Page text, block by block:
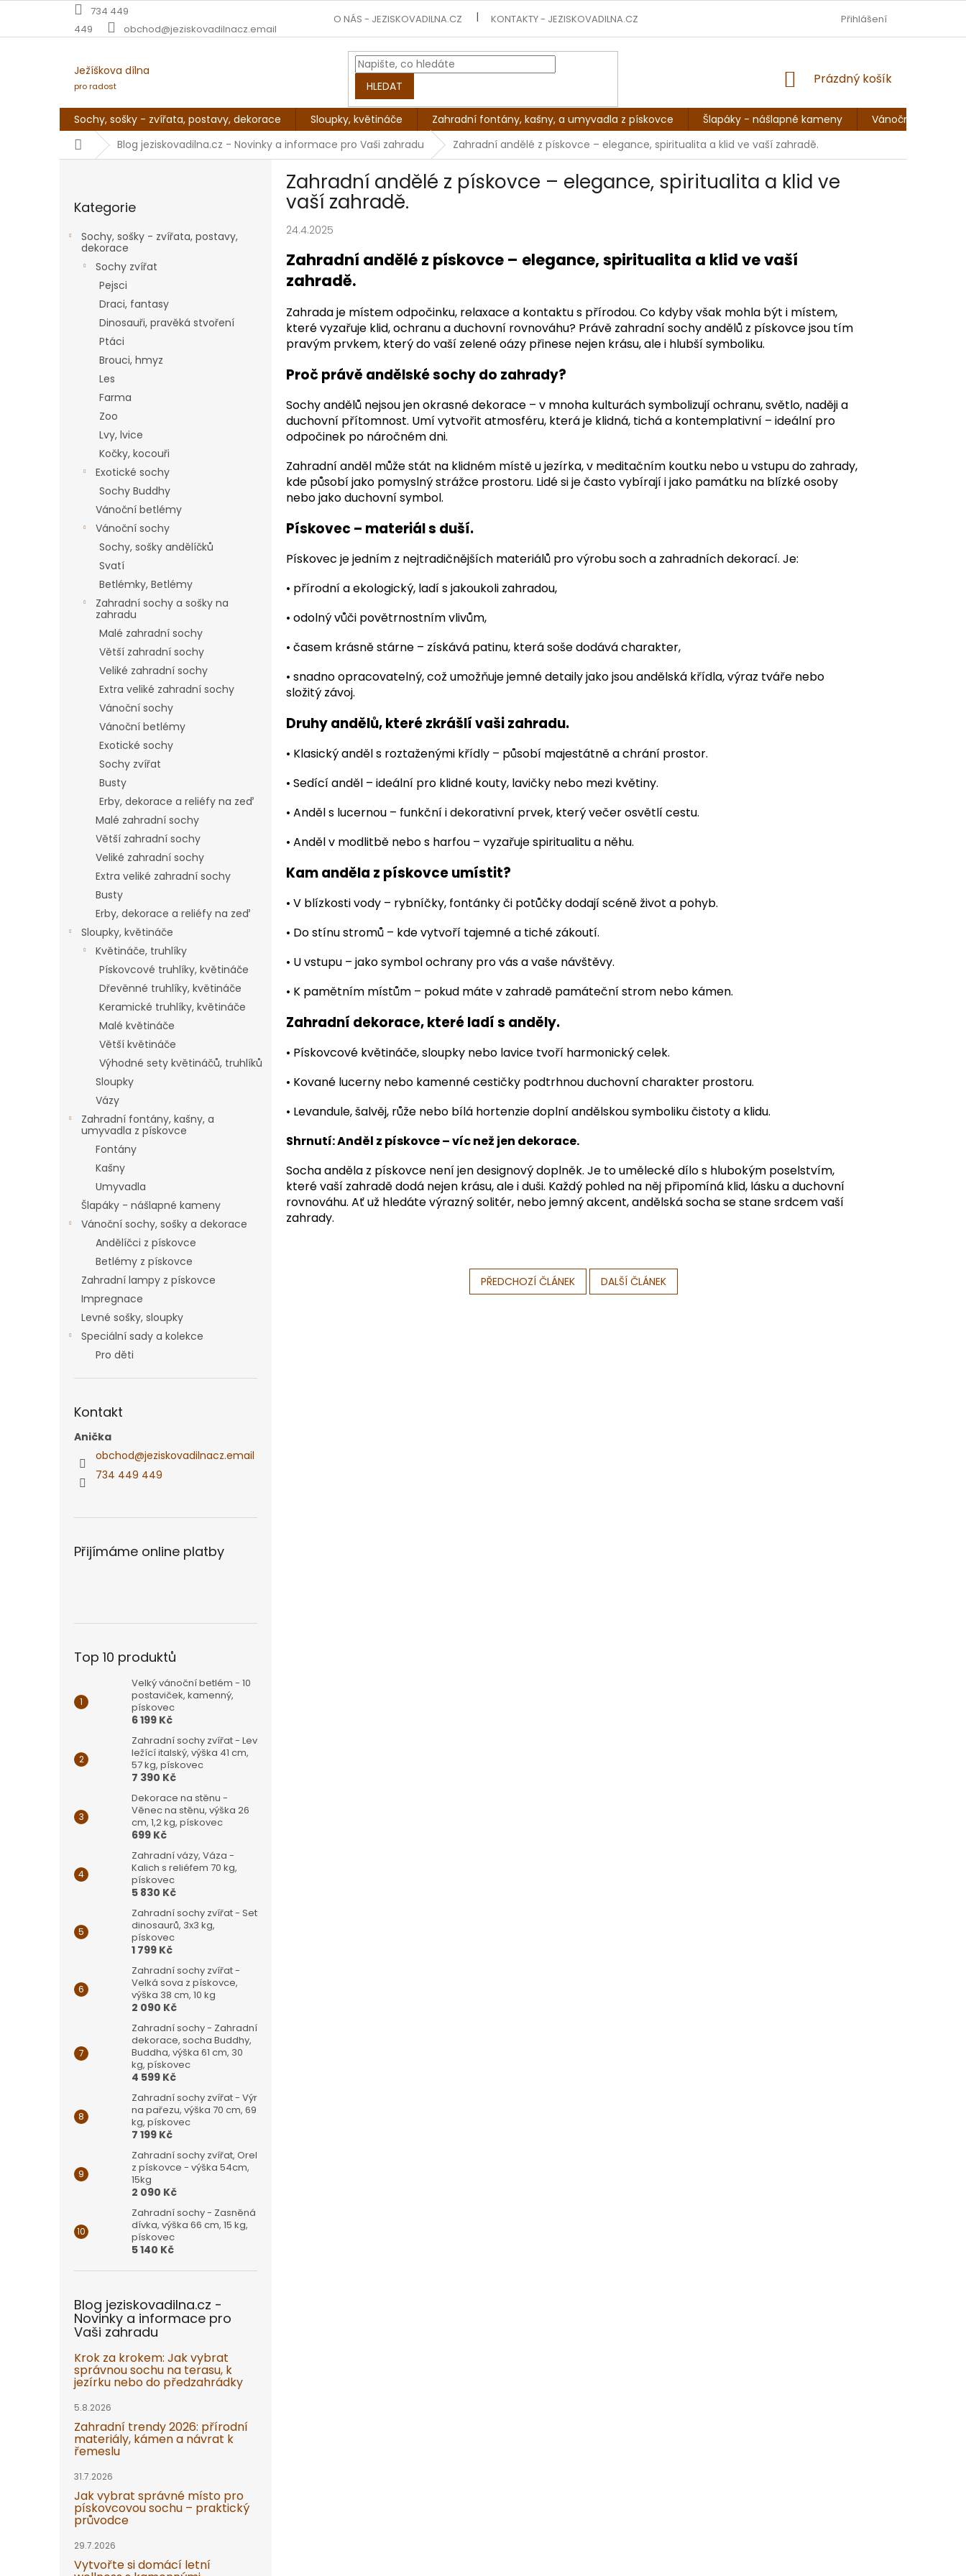
obsah
734 449
449
obchod@jeziskovadilnacz.email
O NÁS - JEZISKOVADILNA.CZ KONTAKTY - JEZISKOVADILNA.CZ OBCHODNÍ PODMÍNKY
Přihlášení
Ježíškova dílna
pro radost HLEDAT
NÁKUPNÍ
Prázdný košík
Sochy, sošky - zvířata, postavy, dekorace Sloupky, květináče Zahradní fontány, kašny, a umyvadla z pískovce Šlapáky - nášlapné kameny
Vánoční sochy,
DomůBlog jeziskovadilna.cz - Novinky a informace pro Vaši zahradu Zahradní andělé z pískovce – elegance, spiritualita a klid ve vaší zahradě.
kategorie
Kategorie
Sochy, sošky - zvířata, postavy,
dekorace
Sochy zvířat
Pejsci
Draci, fantasy
Dinosauři, pravěká stvoření
Ptáci
Brouci, hmyz
Les
Farma
Zoo
Lvy, lvice
Kočky, kocouři
Exotické sochy
Sochy Buddhy
Vánoční betlémy
Vánoční sochy
Sochy, sošky andělíčků
Svatí
Betlémky, Betlémy
Zahradní sochy a sošky na
zahradu
Malé zahradní sochy
Větší zahradní sochy
Veliké zahradní sochy
Extra veliké zahradní sochy
Vánoční sochy
Vánoční betlémy
Exotické sochy
Sochy zvířat
Busty
Erby, dekorace a reliéfy na zeď
Malé zahradní sochy
Větší zahradní sochy
Veliké zahradní sochy
Extra veliké zahradní sochy
Busty
Erby, dekorace a reliéfy na zeď
Sloupky, květináče
Květináče, truhlíky
Pískovcové truhlíky, květináče
Dřevěnné truhlíky, květináče
Keramické truhlíky, květináče
Malé květináče
Větší květináče
Výhodné sety květináčů, truhlíků
Sloupky
Vázy
Zahradní fontány, kašny, a
umyvadla z pískovce
Fontány
Kašny
Umyvadla
Šlapáky - nášlapné kameny
Vánoční sochy, sošky a dekorace
Andělíčci z pískovce
Betlémy z pískovce
Zahradní lampy z pískovce
Impregnace
Levné sošky, sloupky
Speciální sady a kolekce
Pro děti
Kontakt
Anička
obchod@jeziskovadilnacz.email
734 449 449
Přijímáme online platby
Top 10 produktů
Velký vánoční betlém - 10
postaviček, kamenný,
pískovec
6 199 Kč
Zahradní sochy zvířat - Lev
ležící italský, výška 41 cm,
57 kg, pískovec
7 390 Kč
Dekorace na stěnu -
Věnec na stěnu, výška 26
cm, 1,2 kg, pískovec
699 Kč
Zahradní vázy, Váza -
Kalich s reliéfem 70 kg,
pískovec
5 830 Kč
Zahradní sochy zvířat - Set
dinosaurů, 3x3 kg,
pískovec
1 799 Kč
Zahradní sochy zvířat -
Velká sova z pískovce,
výška 38 cm, 10 kg
2 090 Kč
Zahradní sochy - Zahradní
dekorace, socha Buddhy,
Buddha, výška 61 cm, 30
kg, pískovec
4 599 Kč
Zahradní sochy zvířat - Výr
na pařezu, výška 70 cm, 69
kg, pískovec
7 199 Kč
Zahradní sochy zvířat, Orel
z pískovce - výška 54cm,
15kg
2 090 Kč
Zahradní sochy - Zasněná
dívka, výška 66 cm, 15 kg,
pískovec
5 140 Kč
Blog jeziskovadilna.cz -
Novinky a informace pro
Vaši zahradu
Krok za krokem: Jak vybrat
správnou sochu na terasu, k
jezírku nebo do předzahrádky
5.8.2026
Zahradní trendy 2026: přírodní
materiály, kámen a návrat k
řemeslu
31.7.2026
Jak vybrat správné místo pro
pískovcovou sochu – praktický
průvodce
29.7.2026
Vytvořte si domácí letní
Zahradní andělé z pískovce – elegance, spiritualita a klid ve
vaší zahradě.
24.4.2025
Zahradní andělé z pískovce – elegance, spiritualita a klid ve vaší
zahradě.
Zahrada je místem odpočinku, relaxace a kontaktu s přírodou. Co kdyby však mohla být i místem,
které vyzařuje klid, ochranu a duchovní rovnováhu? Právě zahradní sochy andělů z pískovce jsou tím
pravým prvkem, který do vaší zelené oázy přinese nejen krásu, ale i hlubší symboliku.
Proč právě andělské sochy do zahrady?
Sochy andělů nejsou jen okrasné dekorace – v mnoha kulturách symbolizují ochranu, světlo, naději a
duchovní přítomnost. Umí vytvořit atmosféru, která je klidná, tichá a kontemplativní – ideální pro
odpočinek po náročném dni.
Zahradní anděl může stát na klidném místě u jezírka, v meditačním koutku nebo u vstupu do zahrady,
kde působí jako pomyslný strážce prostoru. Lidé si je často vybírají i jako památku na blízké osoby
nebo jako duchovní symbol.
Pískovec – materiál s duší.
Pískovec je jedním z nejtradičnějších materiálů pro výrobu soch a zahradních dekorací. Je:
• přírodní a ekologický, ladí s jakoukoli zahradou,
• odolný vůči povětrnostním vlivům,
• časem krásně stárne – získává patinu, která soše dodává charakter,
• snadno opracovatelný, což umožňuje jemné detaily jako jsou andělská křídla, výraz tváře nebo
složitý závoj.
Druhy andělů, které zkrášlí vaši zahradu.
• Klasický anděl s roztaženými křídly – působí majestátně a chrání prostor.
• Sedící anděl – ideální pro klidné kouty, lavičky nebo mezi květiny.
• Anděl s lucernou – funkční i dekorativní prvek, který večer osvětlí cestu.
• Anděl v modlitbě nebo s harfou – vyzařuje spiritualitu a něhu.
Kam anděla z pískovce umístit?
• V blízkosti vody – rybníčky, fontánky či potůčky dodají scéně život a pohyb.
• Do stínu stromů – kde vytvoří tajemné a tiché zákoutí.
• U vstupu – jako symbol ochrany pro vás a vaše návštěvy.
• K pamětním místům – pokud máte v zahradě památeční strom nebo kámen.
Zahradní dekorace, které ladí s anděly.
• Pískovcové květináče, sloupky nebo lavice tvoří harmonický celek.
• Kované lucerny nebo kamenné cestičky podtrhnou duchovní charakter prostoru.
• Levandule, šalvěj, růže nebo bílá hortenzie doplní andělskou symboliku čistoty a klidu.
Shrnutí: Anděl z pískovce – víc než jen dekorace.
Socha anděla z pískovce není jen designový doplněk. Je to umělecké dílo s hlubokým poselstvím,
které vaší zahradě dodá nejen krásu, ale i duši. Každý pohled na něj připomíná klid, lásku a duchovní
rovnováhu. Ať už hledáte výrazný solitér, nebo jemný akcent, andělská socha se stane srdcem vaší
zahrady.
PŘEDCHOZÍ ČLÁNEK DALŠÍ ČLÁNEK